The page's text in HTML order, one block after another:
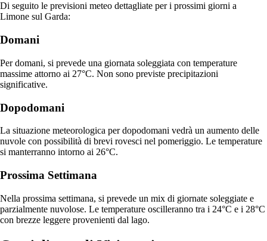
Di seguito le previsioni meteo dettagliate per i prossimi giorni a
Limone sul Garda:
Domani
Per domani, si prevede una giornata soleggiata con temperature
massime attorno ai 27°C. Non sono previste precipitazioni
significative.
Dopodomani
La situazione meteorologica per dopodomani vedrà un aumento delle
nuvole con possibilità di brevi rovesci nel pomeriggio. Le temperature
si manterranno intorno ai 26°C.
Prossima Settimana
Nella prossima settimana, si prevede un mix di giornate soleggiate e
parzialmente nuvolose. Le temperature oscilleranno tra i 24°C e i 28°C
con brezze leggere provenienti dal lago.